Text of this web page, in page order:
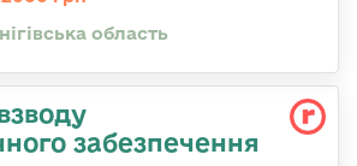
область
забезпечення